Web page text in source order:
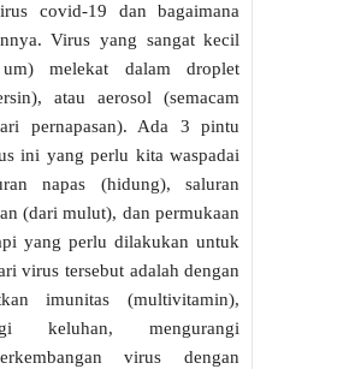
covid-19 dan bagaimana
Virus yang sangat kecil
melekat dalam droplet
atau aerosol (semacam
pernapasan). Ada 3 pintu
ini yang perlu kita waspadai
napas (hidung), saluran
(dari mulut), dan permukaan
yang perlu dilakukan untuk
virus tersebut adalah dengan
imunitas (multivitamin),
keluhan, mengurangi
virus dengan